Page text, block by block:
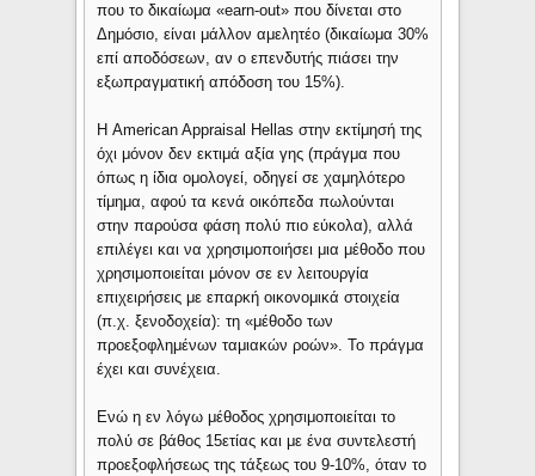
που το δικαίωμα «earn-out» που δίνεται στο
Δημόσιο, είναι μάλλον αμελητέο (δικαίωμα 30%
επί αποδόσεων, αν ο επενδυτής πιάσει την
εξωπραγματική απόδοση του 15%).
Η American Appraisal Hellas στην εκτίμησή της
όχι μόνον δεν εκτιμά αξία γης (πράγμα που
όπως η ίδια ομολογεί, οδηγεί σε χαμηλότερο
τίμημα, αφού τα κενά οικόπεδα πωλούνται
στην παρούσα φάση πολύ πιο εύκολα), αλλά
επιλέγει και να χρησιμοποιήσει μια μέθοδο που
χρησιμοποιείται μόνον σε εν λειτουργία
επιχειρήσεις με επαρκή οικονομικά στοιχεία
(π.χ. ξενοδοχεία): τη «μέθοδο των
προεξοφλημένων ταμιακών ροών». Το πράγμα
έχει και συνέχεια.
Ενώ η εν λόγω μέθοδος χρησιμοποιείται το
πολύ σε βάθος 15ετίας και με ένα συντελεστή
προεξοφλήσεως της τάξεως του 9-10%, όταν το